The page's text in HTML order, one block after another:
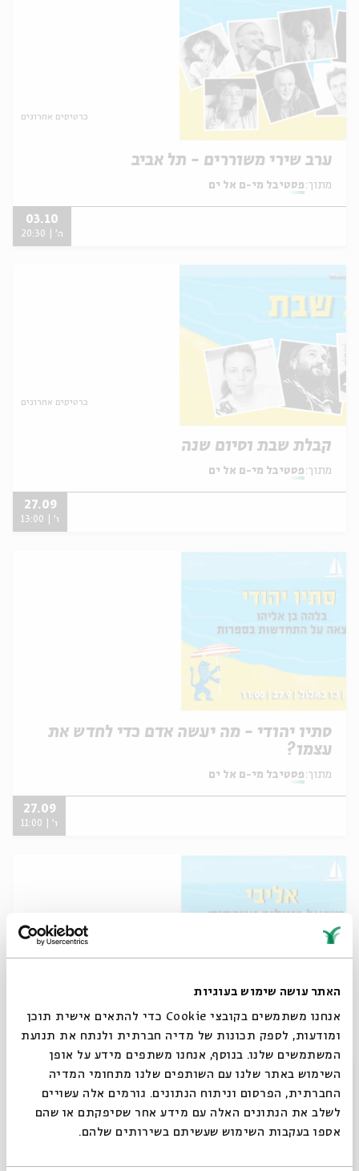
האתר עושה שימוש בעוגיות
אנחנו משתמשים בקובצי Cookie כדי להתאים אישית תוכן
ומודעות, לספק תכונות של מדיה חברתית ולנתח את תנועת
המשתמשים שלנו. בנוסף, אנחנו משתפים מידע על אופן
השימוש באתר שלנו עם השותפים שלנו מתחומי המדיה
החברתית, הפרסום וניתוח הנתונים. גורמים אלה עשויים
לשלב את הנתונים האלה עם מידע אחר שסיפקתם או שהם
אספו בעקבות השימוש שעשיתם בשירותים שלהם.
כרטיסים אחרונים
ערב שירי משוררים - תל אביב
מתוך: פסטיבל מי-ם אל ים
03.10
ה' | 20:30
כרטיסים אחרונים
קבלת שבת וסיום שנה
מתוך: פסטיבל מי-ם אל ים
27.09
ו' | 13:00
סתיו יהודי - מה יעשה אדם כדי לחדש את
עצמו?
מתוך: פסטיבל מי-ם אל ים
27.09
ו' | 11:00
אליבי - מיכאל גוטליב ואורחים
מתוך:פסטיבל מי-ם אל ים
26.09.19
ה' | 21:00
סגור